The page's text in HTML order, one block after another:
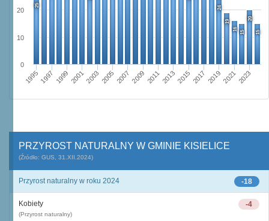
25 24
19
16
15
20
15
19951997 1999 20012003 2005 2007 2009 201120132015 2017 201920212023
0
10
20
PRZYROST NATURALNY W GMINIE KISIELICE
(Źródło: GUS, 31.XII.2024)
-18
Przyrost naturalny w roku 2024
-4
Kobiety
(Przyrost naturalny)